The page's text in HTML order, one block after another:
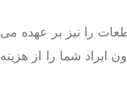
را نیز بر عهده می
ایراد شما را از هزینه